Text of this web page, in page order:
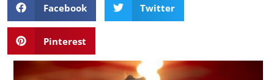
Facebook Twitter
Pinterest